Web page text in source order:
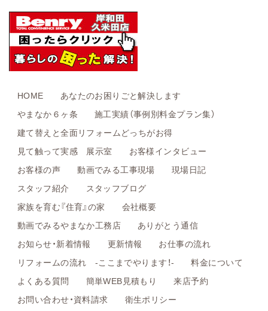
HOME
あなたのお困りごと解決します
やまなか６ヶ条
施工実績（事例別料金プラン集）
建て替えと全面リフォームどっちがお得
見て触って実感 展示室
お客様インタビュー
お客様の声
動画でみる工事現場
現場日記
スタッフ紹介
スタッフブログ
家族を育む『住育』の家
会社概要
動画でみるやまなか工務店
ありがとう通信
お知らせ・新着情報
更新情報
お仕事の流れ
リフォームの流れ -ここまでやります！-
料金について
よくある質問
簡単WEB見積もり
来店予約
お問い合わせ・資料請求
衛生ポリシー